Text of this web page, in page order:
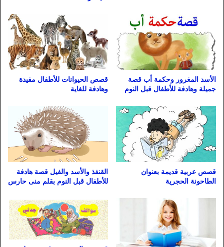
الأسد المغرور وحكمة أب قصة
جميلة وهادفة للأطفال قبل النوم
قصص الحيوانات للأطفال مفيدة
وهادفة للغاية
قصص عربية قديمة بعنوان
الطاحونة الحجرية
القنفذ والأسد والفيل قصة هادفة
للأطفال قبل النوم بقلم منى حارس